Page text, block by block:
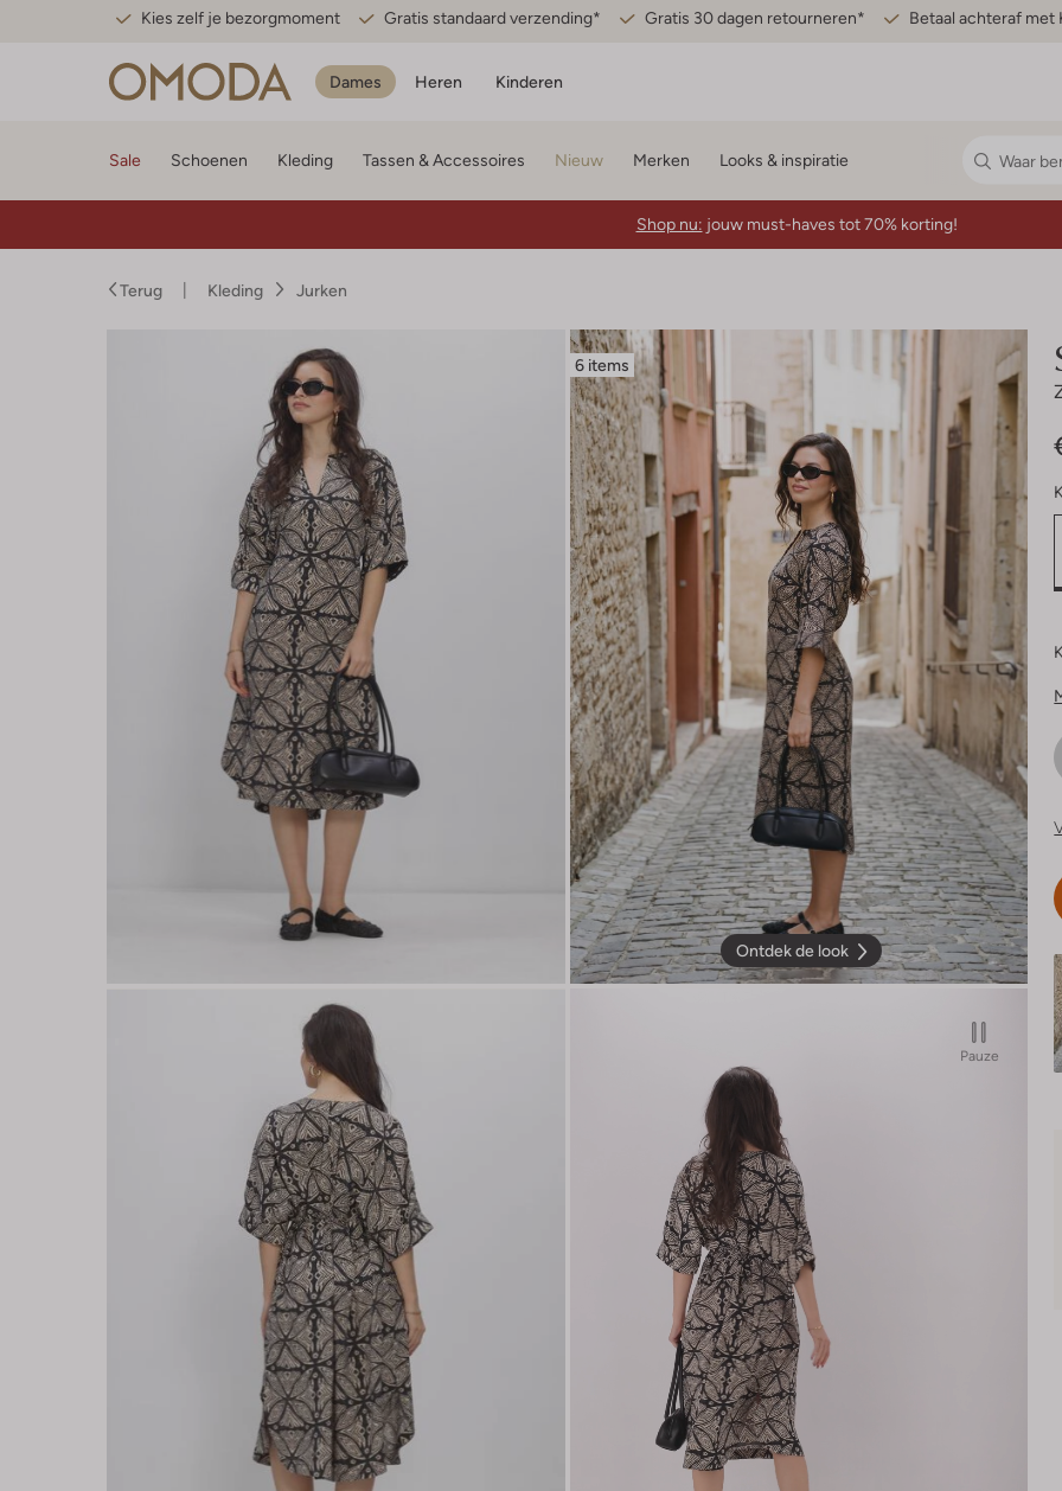
Kies zelf je bezorgmoment Gratis standaard verzending* Gratis 30 dagen retourneren* Betaal achteraf met
Dames Heren Kinderen
Sale Schoenen Kleding Tassen & Accessoires Nieuw Merken Looks & inspiratie
Shop nu: jouw must-haves tot 70% korting!
Terug Kleding Jurken
6 items
Ontdek de look
Pauze